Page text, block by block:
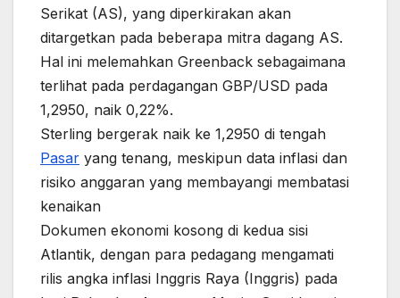
Serikat (AS), yang diperkirakan akan
ditargetkan pada beberapa mitra dagang AS.
Hal ini melemahkan Greenback sebagaimana
terlihat pada perdagangan GBP/USD pada
1,2950, ​​naik 0,22%.
Sterling bergerak naik ke 1,2950 di tengah
Pasar yang tenang, meskipun data inflasi dan
risiko anggaran yang membayangi membatasi
kenaikan
Dokumen ekonomi kosong di kedua sisi
Atlantik, dengan para pedagang mengamati
rilis angka inflasi Inggris Raya (Inggris) pada